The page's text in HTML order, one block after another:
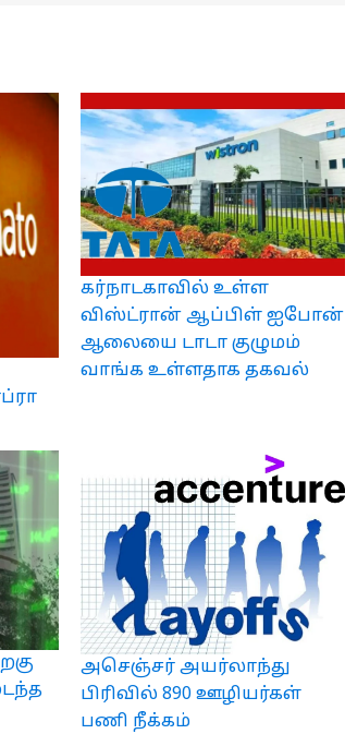
கர்நாடகாவில் உள்ள
விஸ்ட்ரான் ஆப்பிள் ஐபோன்
ஆலையை டாடா குழுமம்
வாங்க உள்ளதாக தகவல்
அசெஞ்சர் அயர்லாந்து
பிரிவில் 890 ஊழியர்கள்
பணி நீக்கம்